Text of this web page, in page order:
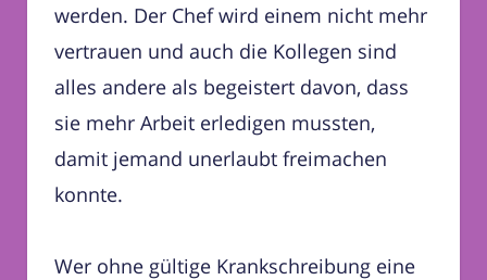
werden. Der Chef wird einem nicht mehr
vertrauen und auch die Kollegen sind
alles andere als begeistert davon, dass
sie mehr Arbeit erledigen mussten,
damit jemand unerlaubt freimachen
konnte.
Wer ohne gültige Krankschreibung eine